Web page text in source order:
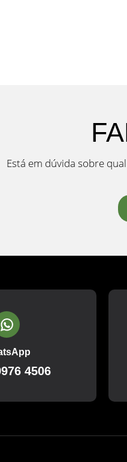
Está em dúvida sobre
4506